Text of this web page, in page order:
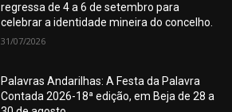
regressa de 4 a 6 de setembro para
celebrar a identidade mineira do concelho.
31/07/2026
Palavras Andarilhas: A Festa da Palavra
Contada 2026-18ª edição, em Beja de 28 a